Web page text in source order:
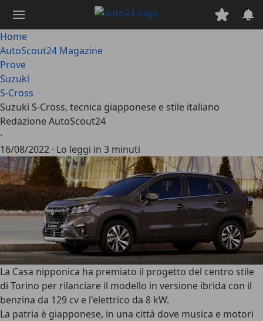
contenuto
principale
Home
AutoScout24 Magazine
Prove
Suzuki
S-Cross
Suzuki S-Cross, tecnica giapponese e stile italiano
Redazione AutoScout24
·
16/08/2022 · Lo leggi in 3 minuti
La Casa nipponica ha premiato il progetto del centro stile
di Torino per rilanciare il modello in versione ibrida con il
benzina da 129 cv e l'elettrico da 8 kW.
La patria è giapponese, in una città dove musica e motori